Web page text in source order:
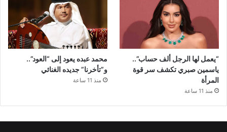
“يعمل لها الرجل ألف حساب”..
ياسمين صبري تكشف سر قوة
المرأة
منذ 11 ساعة
محمد عبده يعود إلى “العود”..
و”تأخرنا” جديده الغنائي
منذ 11 ساعة